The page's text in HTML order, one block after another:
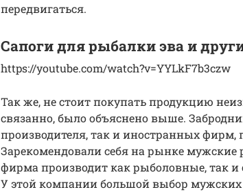
передвигаться.
Сапоги для рыбалки эва и
https://youtube.com/watch?v=YYLkF7b3czw
Так же, не стоит покупать продукцию
связанно, было объяснено выше.
производителя, так и иностранных фирм,
Зарекомендовали себя на рынке
фирма производит как рыболовные, так и
У этой компании большой выбор мужских